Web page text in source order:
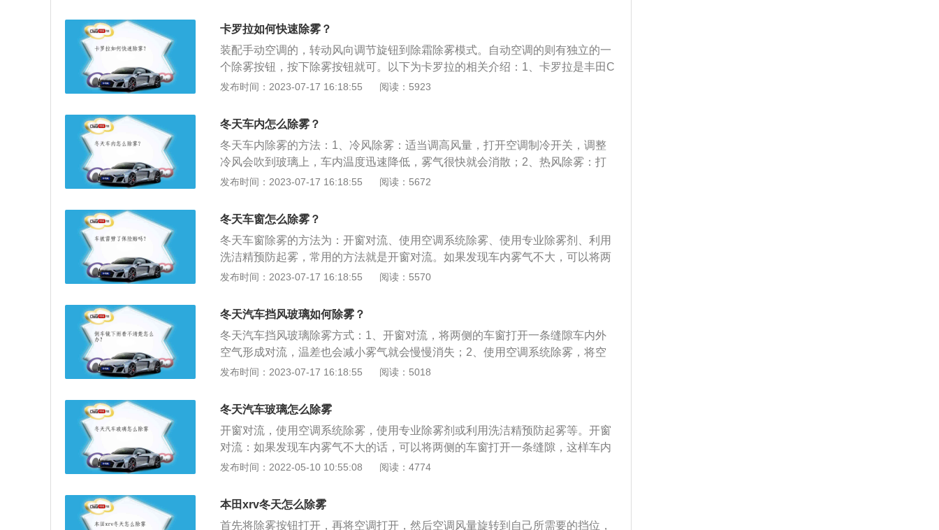
作，以便除湿。注意，将温度旋钮放置在暖风位置，既除雾又制暖。3、洗涤剂
抹窗法：洗洁精中含表面活性剂，可改变水的表面张力，使雾滴迅速凝结成大水
滴，能起到防雾效果。这个属于预防性措施，必须事先处理。
卡罗拉如何快速除雾？
装配手动空调的，转动风向调节旋钮到除霜除雾模式。自动空调的则有独立的一
个除雾按钮，按下除雾按钮就可。以下为卡罗拉的相关介绍：1、卡罗拉是丰田C
OROLLA的第十代直线升级产品。2、于2006年11月16日正式上市。3、搭载双V
下，最大率达到103KW/600oOrpm，峰值扭矩175N-m/4400rpm。4、油耗7.3升/
百公里，最高时速206km/h。
发布时间：2023-07-17 16:18:55 阅读：5923
冬天车内怎么除雾？
冬天车内除雾的方法：1、冷风除雾：适当调高风量，打开空调制冷开关，调整
冷风会吹到玻璃上，车内温度迅速降低，雾气很快就会消散；2、热风除雾：打
开空调调至热风较高温度，打开外循环使热风吹到玻璃上，热风除雾效果较慢，
不会反复出现；3、打开车窗：这样的做法是要车内的温度降下来，使玻璃内外
温度一致，从而阻止水蒸气在前挡风玻璃上的凝固，达到除雾的目的。
发布时间：2023-07-17 16:18:55 阅读：5672
冬天车窗怎么除雾？
冬天车窗除雾的方法为：开窗对流、使用空调系统除雾、使用专业除雾剂、利用
洗洁精预防起雾，常用的方法就是开窗对流。如果发现车内雾气不大，可以将两
侧的车窗打开一条缝隙，这样车内外空气形成对流，温差也会减小，雾气就会慢
喷涂到汽车玻璃上，并擦拭干净，在清除玻璃污垢的同时，还可在玻璃上形成一
层比较薄的保护膜，可以有效防止水汽在玻璃上凝结而形成的雾气，一般喷涂一
次可持续防雾一天。
发布时间：2023-07-17 16:18:55 阅读：5570
冬天汽车挡风玻璃如何除雾？
冬天汽车挡风玻璃除雾方式：1、开窗对流，将两侧的车窗打开一条缝隙车内外
空气形成对流，温差也会减小雾气就会慢慢消失；2、使用空调系统除雾，将空
调选至相应挡位就可利用空调吹出的风除雾；3、使用专业除雾剂，将除雾剂喷
4、利用洗洁精预防起雾，用洗洁精以1比6兑水稀释用软布沾上洗洁精擦拭车玻
璃，待洗洁精干后用干布擦净即可。
发布时间：2023-07-17 16:18:55 阅读：5018
冬天汽车玻璃怎么除雾
开窗对流，使用空调系统除雾，使用专业除雾剂或利用洗洁精预防起雾等。开窗
对流：如果发现车内雾气不大的话，可以将两侧的车窗打开一条缝隙，这样车内
外空气形成对流，温差也会减小，雾气就会慢慢消失。另外，在汽车玻璃内表面
膜，以防止水蒸气凝结成玻璃上的薄雾层。喷洒除雾剂可以防止雾化约十天。开
启空调暖风目的是利用热量蒸发水蒸气并保持窗户干燥，但是通常根据汽车发动
发布时间：2022-05-10 10:55:08 阅读：4774
本田xrv冬天怎么除雾
首先将除雾按钮打开，再将空调打开，然后空调风量旋转到自己所需要的挡位，